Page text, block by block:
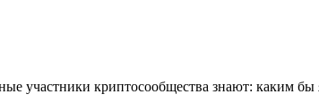
участники криптосообщества знают: каким